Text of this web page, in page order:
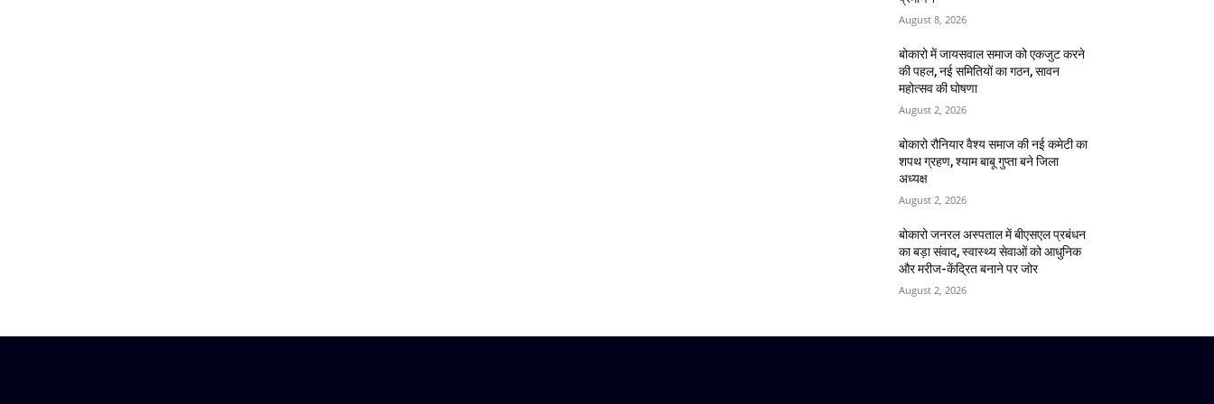
August 8, 2026
बोकारो में जायसवाल समाज को एकजुट करने
की पहल, नई समितियों का गठन, सावन
महोत्सव की घोषणा
August 2, 2026
बोकारो रौनियार वैश्य समाज की नई कमेटी का
शपथ ग्रहण, श्याम बाबू गुप्ता बने जिला
अध्यक्ष
August 2, 2026
बोकारो जनरल अस्पताल में बीएसएल प्रबंधन
का बड़ा संवाद, स्वास्थ्य सेवाओं को आधुनिक
और मरीज-केंद्रित बनाने पर जोर
August 2, 2026